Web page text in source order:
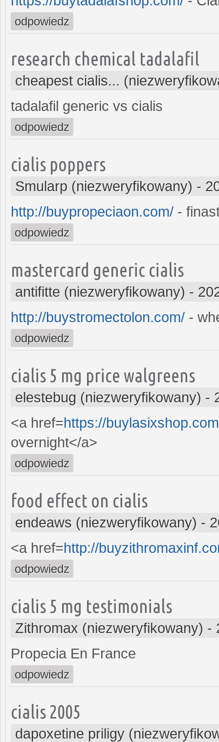
odpowiedz
research chemical tadalafil
cheapest cialis...
tadalafil generic vs cialis
odpowiedz
cialis poppers
Smularp (niezweryfikowany) -
http://buypropeciaon.com/ -
odpowiedz
mastercard generic cialis
antifitte (niezweryfikowany) -
http://buystromectolon.com/ -
odpowiedz
cialis 5 mg price walgreens
elestebug (niezweryfikowany) -
<a href=https://
overnight</a>
odpowiedz
food effect on cialis
endeaws (niezweryfikowany) -
<a href=http://
odpowiedz
cialis 5 mg testimonials
Zithromax (niezweryfikowany) -
Propecia En France
odpowiedz
cialis 2005
dapoxetine priligy